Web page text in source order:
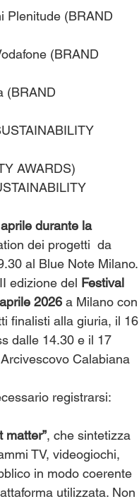
Plenitude (BRAND
(BRAND
(BRAND
AWARDS)
durante la
dei progetti  da
al Blue Note Milano.
edizione del Festival
2026 a Milano con
finalisti alla giuria, il 16
dalle 14.30 e il 17
Calabiana
registrarsi:
matter”, che sintetizza
TV, videogiochi,
in modo coerente
utilizzata. Non